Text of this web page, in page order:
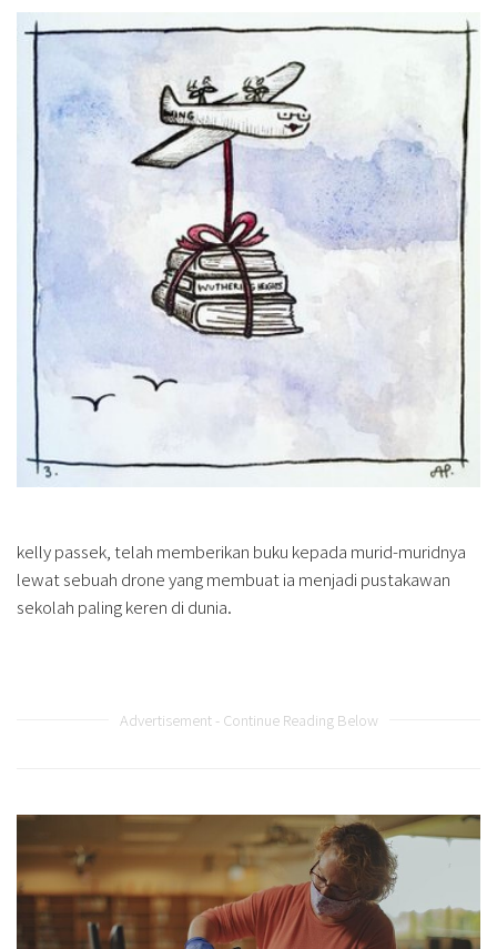
kelly passek, telah memberikan buku kepada murid-muridnya
lewat sebuah drone yang membuat ia menjadi pustakawan
sekolah paling keren di dunia.
Advertisement - Continue Reading Below